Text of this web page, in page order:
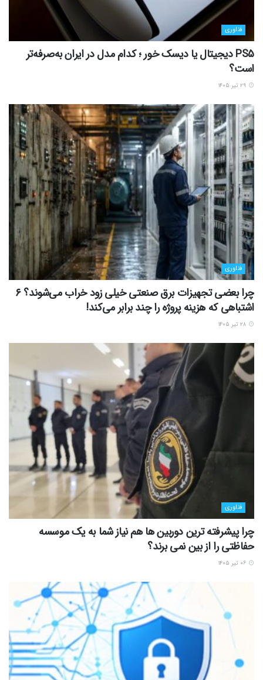
فناوری
PS5 دیجیتال یا دیسک خور ؛ کدام مدل در ایران به‌صرفه‌تر
است؟
فناوری
چرا بعضی تجهیزات برق صنعتی خیلی زود خراب می‌شوند؟ ۶
اشتباهی که هزینه پروژه را چند برابر می‌کند!
فناوری
چرا پیشرفته ترین دوربین ها هم نیاز شما به یک موسسه
حفاظتی را از بین نمی برند؟